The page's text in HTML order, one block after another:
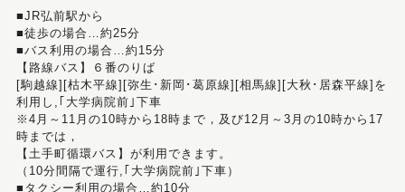
■JR弘前駅から
■徒歩の場合…約25分
■バス利用の場合…約15分
【路線バス】６番のりば
[駒越線][枯木平線][弥生･新岡･葛原線][相馬線][大秋･居森平線]を
利用し,｢大学病院前｣下車
※4月～11月の10時から18時まで，及び12月～3月の10時から17
時までは，
【土手町循環バス】が利用できます。
（10分間隔で運行,｢大学病院前｣下車）
■タクシー利用の場合…約10分